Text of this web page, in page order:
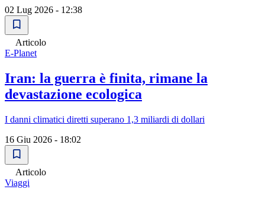
02 Lug 2026 - 12:38
Articolo
E-Planet
Iran: la guerra è finita, rimane la
devastazione ecologica
I danni climatici diretti superano 1,3 miliardi di dollari
16 Giu 2026 - 18:02
Articolo
Viaggi